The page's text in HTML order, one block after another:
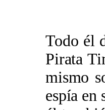
Todo él
Pirata
mismo
espía en